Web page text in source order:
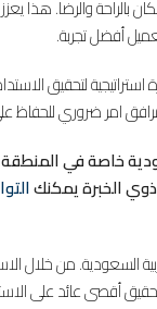
بالراحة والرضا.
أفضل تجربة.
لتحقيق
امر ضروري للحفاظ
خاصة في
الخبرة يمكنك
من خلال
أقصى عائد على